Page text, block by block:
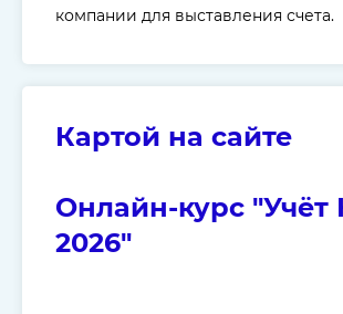
компании для выставления счета.
Картой на сайте
Онлайн-курс
2026"